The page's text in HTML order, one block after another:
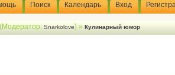
Поиск Календарь Вход
(Модератор: Snarkolove) » Кулинарный юмор